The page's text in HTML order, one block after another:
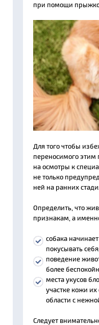
при помощи
Для того чтобы
переносимого этим
на осмотры к
не только
ней на ранних
Определить, что
признакам, а
собака
покусывать
поведение
более
места укусов
участке кожи
области с
Следует